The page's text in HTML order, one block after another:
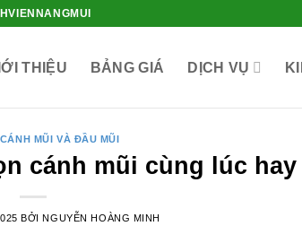
THIỆU BẢNG GIÁ DỊCH VỤ
MŨI VÀ ĐẦU MŨI
cánh mũi cùng lúc
BỞINGUYỄN HOÀNG MINH